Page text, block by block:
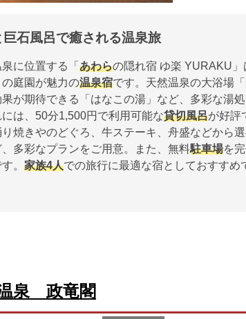
巨石風呂で癒される温泉旅
に位置する「 あわらの隠れ宿 ゆ楽 YURAKU
庭園が魅力の温泉宿です。天然温泉の大浴場
が期待できる「はなこの湯」など、多彩な湯
は、50分1,500円で利用可能な貸切風呂が好評
焼きやのどぐろ、牛ステーキ、舟盛などから
多彩なプランをご用意。また、無料駐車場を
。 家族4人での旅行に最適な宿としておすすめ
泉 政竜閣